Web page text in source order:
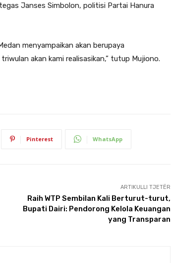
Janses Simbolon, politisi Partai Hanura
menyampaikan akan berupaya
akan kami realisasikan,” tutup Mujiono.
Pinterest WhatsApp
ARTIKULLI TJETËR
Raih WTP Sembilan Kali Berturut-turut,
Bupati Dairi: Pendorong Kelola Keuangan
yang Transparan